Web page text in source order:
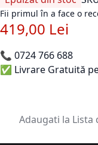
Fii primul în a face o
419,00 Lei
📞 0724 766 688
✅ Livrare Gratuită
Adaugati la Lista